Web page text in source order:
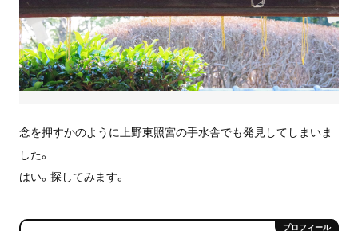
念を押すかのように上野東照宮の手水舎でも発見してしまいま
した。
はい。探してみます。